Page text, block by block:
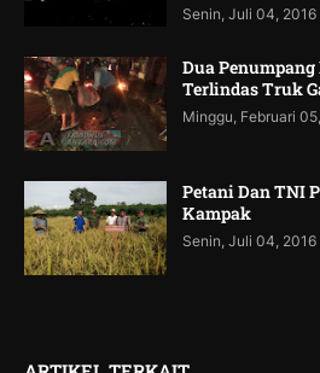
Senin, Juli 04, 2016
Dua
Terlindas Truk
Minggu, Februari
Petani Dan TNI
Kampak
Senin, Juli 04, 2016